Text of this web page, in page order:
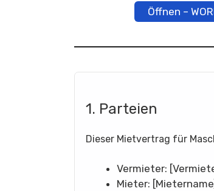
Öffnen –
1. Parteien
Dieser Mietvertrag für
Vermieter:
Mieter: